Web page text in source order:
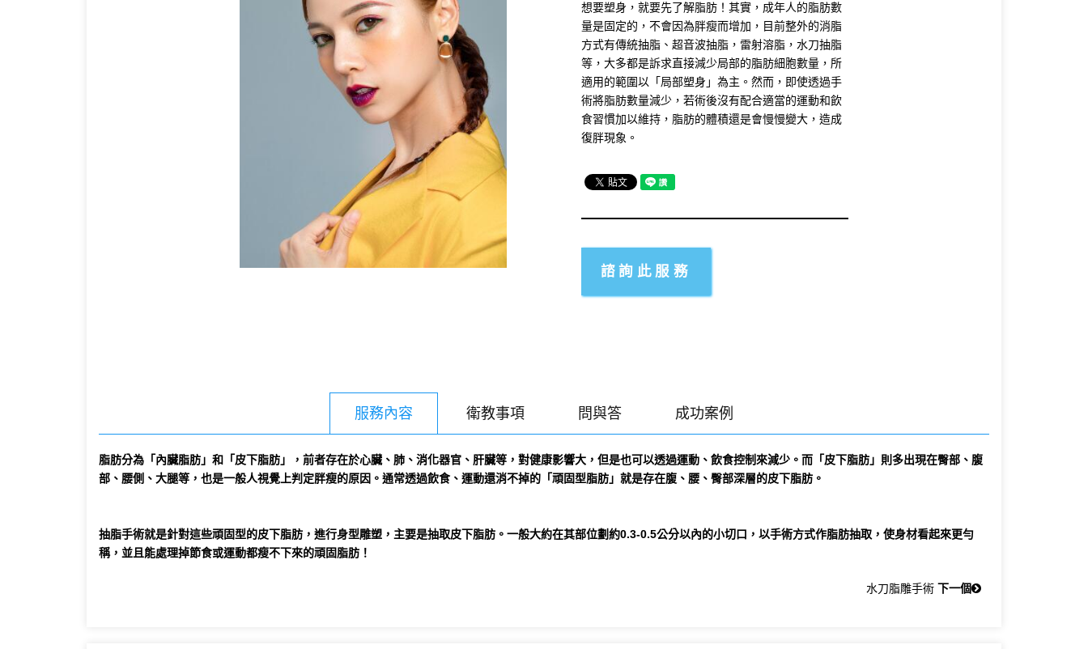
想要塑身，就要先了解脂肪！其實，成年人的脂肪數
量是固定的，不會因為胖瘦而增加，目前整外的消脂
方式有傳統抽脂、超音波抽脂，雷射溶脂，水刀抽脂
等，大多都是訴求直接減少局部的脂肪細胞數量，所
適用的範圍以「局部塑身」為主。然而，即使透過手
術將脂肪數量減少，若術後沒有配合適當的運動和飲
食習慣加以維持，脂肪的體積還是會慢慢變大，造成
復胖現象。
諮詢此服務
服務內容 衛教事項 問與答 成功案例
脂肪分為「內臟脂肪」和「皮下脂肪」，前者存在於心臟、肺、消化器官、肝臟等，對健康影響大，但是也可以透過運動、飲食控制來減少。而「皮下脂肪」則多出現在臀部、腹
部、腰側、大腿等，也是一般人視覺上判定胖瘦的原因。通常透過飲食、運動還消不掉的「頑固型脂肪」就是存在腹、腰、臀部深層的皮下脂肪。
抽脂手術就是針對這些頑固型的皮下脂肪，進行身型雕塑，主要是抽取皮下脂肪。一般大約在其部位劃約0.3-0.5公分以內的小切口，以手術方式作脂肪抽取，使身材看起來更勻
稱，並且能處理掉節食或運動都瘦不下來的頑固脂肪！
水刀脂雕手術 下一個